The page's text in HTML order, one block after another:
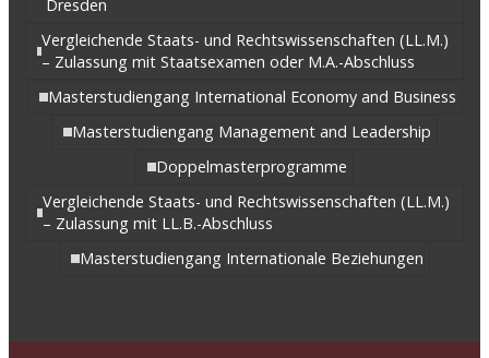
Dresden
Vergleichende Staats- und Rechtswissenschaften (LL.M.)
– Zulassung mit Staatsexamen oder M.A.-Abschluss
Masterstudiengang International Economy and Business
Masterstudiengang Management and Leadership
Doppelmasterprogramme
Vergleichende Staats- und Rechtswissenschaften (LL.M.)
– Zulassung mit LL.B.-Abschluss
Masterstudiengang Internationale Beziehungen